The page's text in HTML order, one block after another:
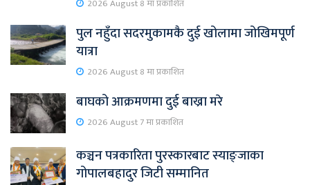
2026 August 8 मा प्रकाशित
पुल नहुँदा सदरमुकामकै दुई खोलामा जोखिमपूर्ण
यात्रा
2026 August 8 मा प्रकाशित
बाघको आक्रमणमा दुई बाख्रा मरे
2026 August 7 मा प्रकाशित
कञ्चन पत्रकारिता पुरस्कारबाट स्याङ्जाका
गोपालबहादुर जिटी सम्मानित